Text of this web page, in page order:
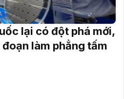
lại có đột phá mới,
làm phẳng tấm